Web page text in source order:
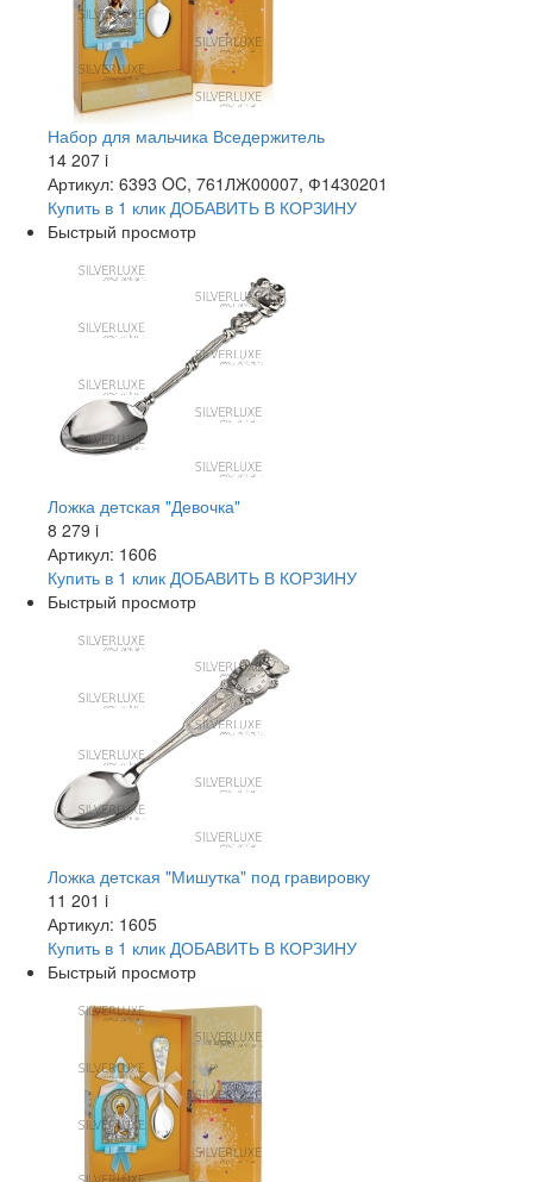
Набор для мальчика Вседержитель
14 207 i
Артикул: 6393 OC, 761ЛЖ00007, Ф1430201
Купить в 1 клик ДОБАВИТЬ В КОРЗИНУ
Быстрый просмотр
Ложка детская "Девочка"
8 279 i
Артикул: 1606
Купить в 1 клик ДОБАВИТЬ В КОРЗИНУ
Быстрый просмотр
Ложка детская "Мишутка" под гравировку
11 201 i
Артикул: 1605
Купить в 1 клик ДОБАВИТЬ В КОРЗИНУ
Быстрый просмотр